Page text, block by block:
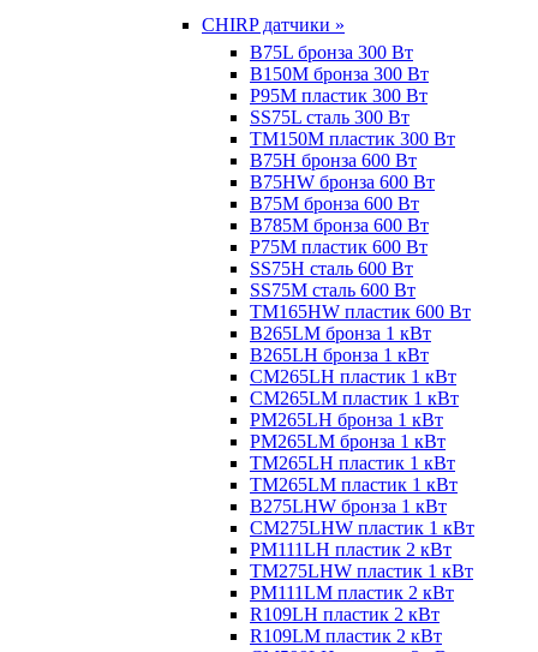
CHIRP датчики »
B75L бронза 300 Вт
B150M бронза 300 Вт
P95M пластик 300 Вт
SS75L сталь 300 Вт
TM150M пластик 300 Вт
B75H бронза 600 Вт
B75HW бронза 600 Вт
B75M бронза 600 Вт
B785M бронза 600 Вт
P75M пластик 600 Вт
SS75H сталь 600 Вт
SS75M сталь 600 Вт
TM165HW пластик 600 Вт
B265LM бронза 1 кВт
B265LH бронза 1 кВт
CM265LH пластик 1 кВт
CM265LM пластик 1 кВт
PM265LH бронза 1 кВт
PM265LM бронза 1 кВт
TM265LH пластик 1 кВт
TM265LM пластик 1 кВт
B275LHW бронза 1 кВт
CM275LHW пластик 1 кВт
PM111LH пластик 2 кВт
TM275LHW пластик 1 кВт
PM111LM пластик 2 кВт
R109LH пластик 2 кВт
R109LM пластик 2 кВт